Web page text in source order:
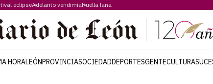
eclipseAdelanto vendimiaHuella lana
HORALEÓNPROVINCIASOCIEDADDEPORTESGENTECULTURA